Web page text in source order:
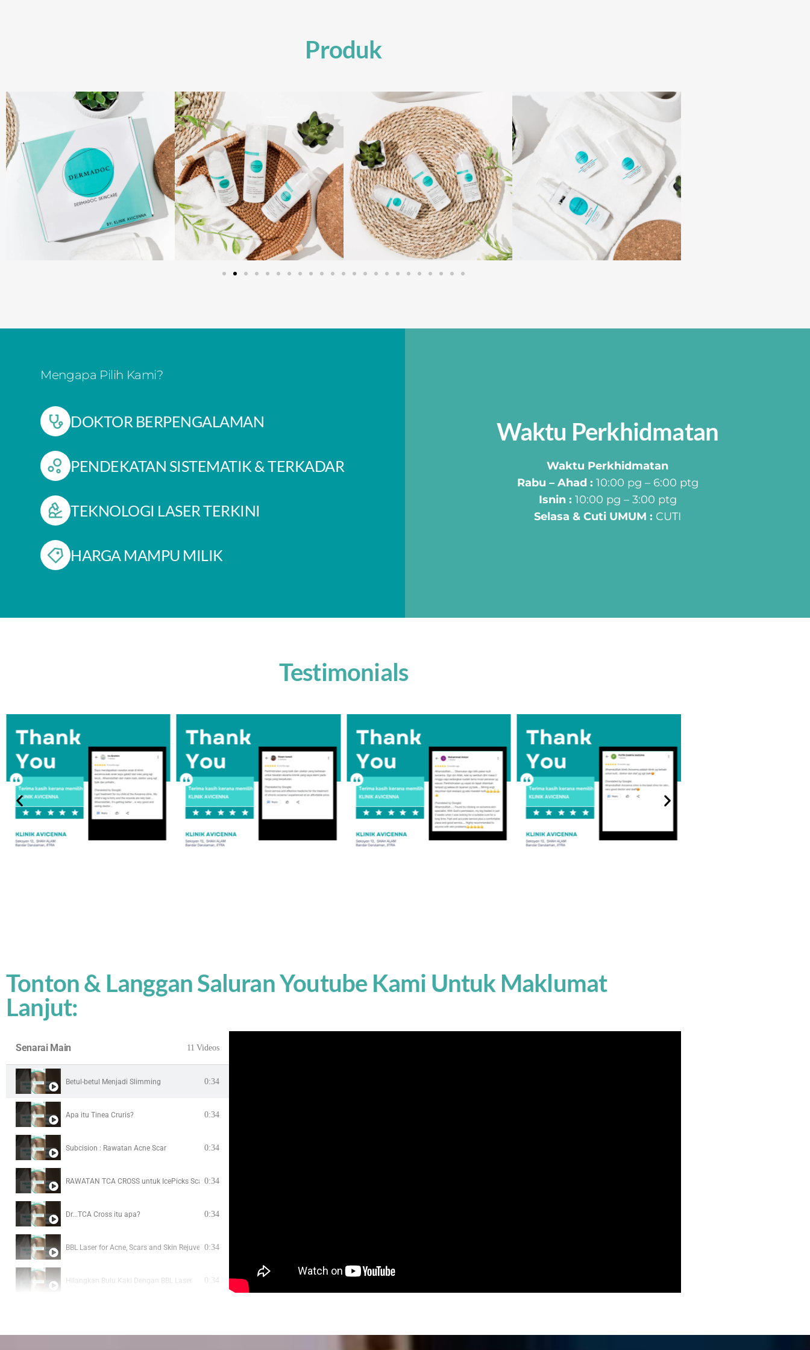
Produk
Mengapa Pilih Kami?
DOKTOR BERPENGALAMAN​
PENDEKATAN SISTEMATIK & TERKADAR
TEKNOLOGI LASER TERKINI
HARGA MAMPU MILIK
Waktu Perkhidmatan
Waktu Perkhidmatan
Rabu – Ahad : 10:00 pg – 6:00 ptg
Isnin : 10:00 pg – 3:00 ptg
Selasa & Cuti UMUM : CUTI
Testimonials
Tonton & Langgan Saluran Youtube Kami Untuk Maklumat
Lanjut:
Senarai Main 11 Videos
Betul-betul Menjadi Slimming 0:34
Apa itu Tinea Cruris? 0:34
Subcision : Rawatan Acne Scar 0:34
RAWATAN TCA CROSS untuk IcePicks Scar0:34
Dr...TCA Cross itu apa? 0:34
BBL Laser for Acne, Scars and Skin Rejuvenation
0:34
Hilangkan Bulu Kaki Dengan BBL Laser 0:34